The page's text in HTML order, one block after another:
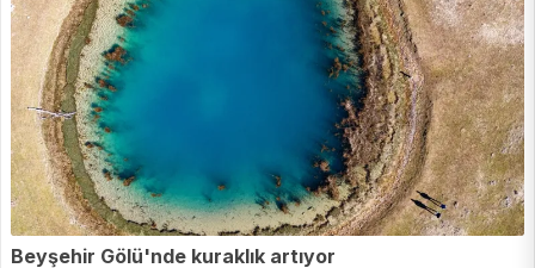
Beyşehir Gölü'nde kuraklık artıyor